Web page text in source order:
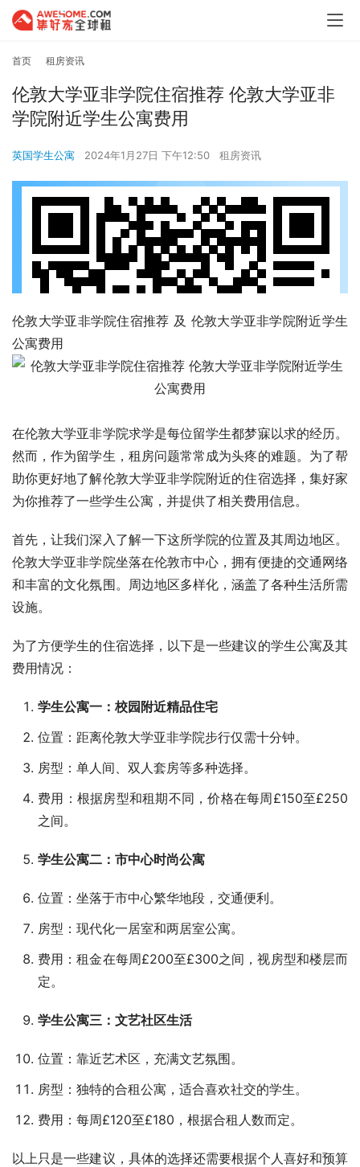
首页 租房资讯
伦敦大学亚非学院住宿推荐 伦敦大学亚非
学院附近学生公寓费用
英国学生公寓 2024年1月27日 下午12:50 租房资讯
伦敦大学亚非学院住宿推荐 及 伦敦大学亚非学院附近学生
公寓费用
在伦敦大学亚非学院求学是每位留学生都梦寐以求的经历。
然而，作为留学生，租房问题常常成为头疼的难题。为了帮
助你更好地了解伦敦大学亚非学院附近的住宿选择，集好家
为你推荐了一些学生公寓，并提供了相关费用信息。
首先，让我们深入了解一下这所学院的位置及其周边地区。
伦敦大学亚非学院坐落在伦敦市中心，拥有便捷的交通网络
和丰富的文化氛围。周边地区多样化，涵盖了各种生活所需
设施。
为了方便学生的住宿选择，以下是一些建议的学生公寓及其
费用情况：
学生公寓一：校园附近精品住宅
位置：距离伦敦大学亚非学院步行仅需十分钟。
房型：单人间、双人套房等多种选择。
费用：根据房型和租期不同，价格在每周£150至£250
之间。
学生公寓二：市中心时尚公寓
位置：坐落于市中心繁华地段，交通便利。
房型：现代化一居室和两居室公寓。
费用：租金在每周£200至£300之间，视房型和楼层而
定。
学生公寓三：文艺社区生活
位置：靠近艺术区，充满文艺氛围。
房型：独特的合租公寓，适合喜欢社交的学生。
费用：每周£120至£180，根据合租人数而定。
以上只是一些建议，具体的选择还需要根据个人喜好和预算